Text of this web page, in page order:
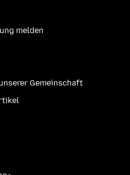
melden
Gemeinschaft